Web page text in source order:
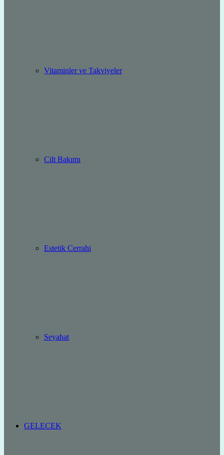
Vitaminler ve Takviyeler
Cilt Bakımı
Estetik Cerrahi
Seyahat
GELECEK